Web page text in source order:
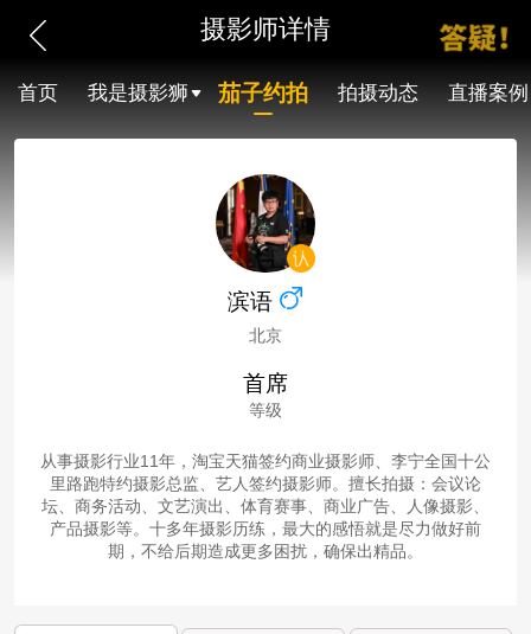
摄影师详情
首页 我是摄影狮 茄子约拍 拍摄动态 直播案例
滨语
北京
首席
等级
从事摄影行业11年，淘宝天猫签约商业摄影师、李宁全国十公
里路跑特约摄影总监、艺人签约摄影师。擅长拍摄：会议论
坛、商务活动、文艺演出、体育赛事、商业广告、人像摄影、
产品摄影等。十多年摄影历练，最大的感悟就是尽力做好前
期，不给后期造成更多困扰，确保出精品。